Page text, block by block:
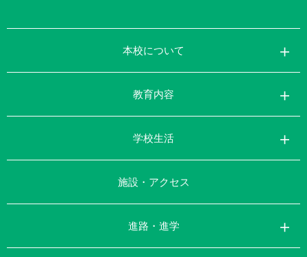
本校について
教育内容
学校生活
施設・アクセス
進路・進学